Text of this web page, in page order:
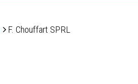
F. Chouffart SPRL